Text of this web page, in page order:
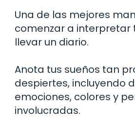
Una de las mejores
comenzar a interpretar
llevar un diario.
Anota tus sueños tan
despiertes, incluyendo
emociones, colores y
involucradas.